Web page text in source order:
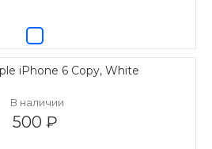
iPhone 6 Copy, White
В наличии
500 ₽